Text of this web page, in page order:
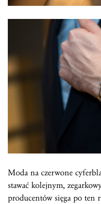
Moda na czerwone
stawać kolejnym,
producentów sięga po ten